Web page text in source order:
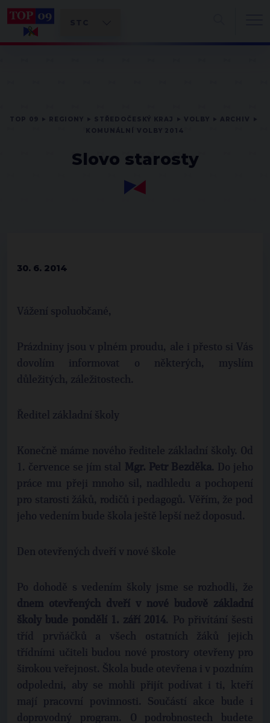
Slovo starosty
30. 6. 2014
Vážení spoluobčané,
Prázdniny jsou v plném proudu, ale i přesto si Vás
dovolím informovat o některých, myslím
důležitých, záležitostech.
Ředitel základní školy
Konečně máme nového ředitele základní školy. Od
1. července se jím stal
Mgr. Petr Bezděka. Do jeho
práce mu přeji mnoho sil, nadhledu a pochopení
pro starosti žáků, rodičů i pedagogů. Věřím, že pod
jeho vedením bude škola ještě lepší než doposud.
Den otevřených dveří v nové škole
Po dohodě s vedením školy jsme se rozhodli, že
dnem otevřených dveří v nové budově základní
školy bude pondělí 1. září 2014. Po přivítání šesti
tříd prvňáčků a všech ostatních žáků jejich
třídními učiteli budou nové prostory otevřeny pro
širokou veřejnost. Škola bude otevřena i v pozdním
odpoledni, aby se mohli přijít podívat i ti, kteří
mají pracovní povinnosti. Součástí akce bude i
doprovodný program. O podrobnostech budete